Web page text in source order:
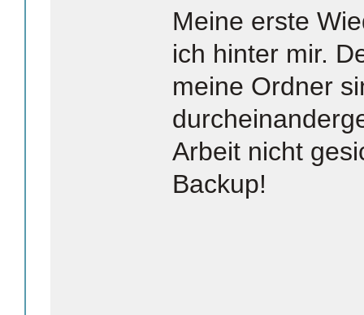
Meine erste
ich hinter mir.
meine Ordner
Arbeit nicht
Backup!